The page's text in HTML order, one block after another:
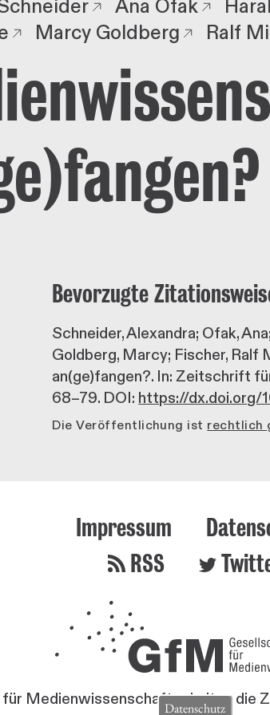
Ana Ofak
Marcy Goldberg Ralf
Bevorzugte
Schneider, Alexandra; Ofak,
Goldberg, Marcy; Fischer, Ralf
an(ge)fangen?. In: Zeitschrift
68–79. DOI: https://dx.doi.org/
Die Veröffentlichung ist rechtlich
Impressum
RSS
Medienwissenschaft erhalten
Datenschutz